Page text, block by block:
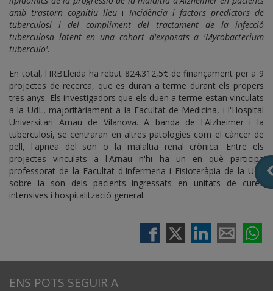
amb trastorn cognitiu lleu i Incidència i factors predictors de
tuberculosi i del compliment del tractament de la infecció
tuberculosa latent en una cohort d'exposats a 'Mycobacterium
tuberculo'.
En total, l'IRBLleida ha rebut 824.312,5€ de finançament per a 9
projectes de recerca, que es duran a terme durant els propers
tres anys. Els investigadors que els duen a terme estan vinculats
a la UdL, majoritàriament a la Facultat de Medicina, i l'Hospital
Universitari Arnau de Vilanova. A banda de l'Alzheimer i la
tuberculosi, se centraran en altres patologies com el càncer de
pell, l'apnea del son o la malaltia renal crònica. Entre els
projectes vinculats a l'Arnau n'hi ha un en què participa
professorat de la Facultat d'Infermeria i Fisioteràpia de la UdL
sobre la son dels pacients ingressats en unitats de cures
intensives i hospitalització general.
ENS POTS SEGUIR A